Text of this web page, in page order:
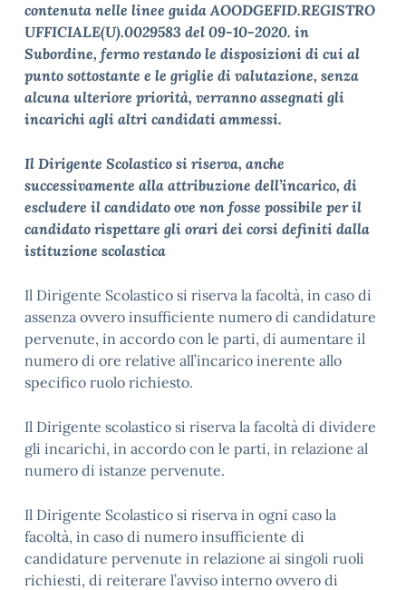
contenuta nelle linee guida AOODGEFID.REGISTRO
UFFICIALE(U).0029583 del 09-10-2020. in
Subordine, fermo restando le disposizioni di cui al
punto sottostante e le griglie di valutazione, senza
alcuna ulteriore priorità, verranno assegnati gli
incarichi agli altri candidati ammessi.
Il Dirigente Scolastico si riserva, anche
successivamente alla attribuzione dell’incarico, di
escludere il candidato ove non fosse possibile per il
candidato rispettare gli orari dei corsi definiti dalla
istituzione scolastica
Il Dirigente Scolastico si riserva la facoltà, in caso di
assenza ovvero insufficiente numero di candidature
pervenute, in accordo con le parti, di aumentare il
numero di ore relative all’incarico inerente allo
specifico ruolo richiesto.
Il Dirigente scolastico si riserva la facoltà di dividere
gli incarichi, in accordo con le parti, in relazione al
numero di istanze pervenute.
Il Dirigente Scolastico si riserva in ogni caso la
facoltà, in caso di numero insufficiente di
candidature pervenute in relazione ai singoli ruoli
richiesti, di reiterare l’avviso interno ovvero di